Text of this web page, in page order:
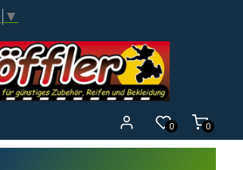
▼
0
0